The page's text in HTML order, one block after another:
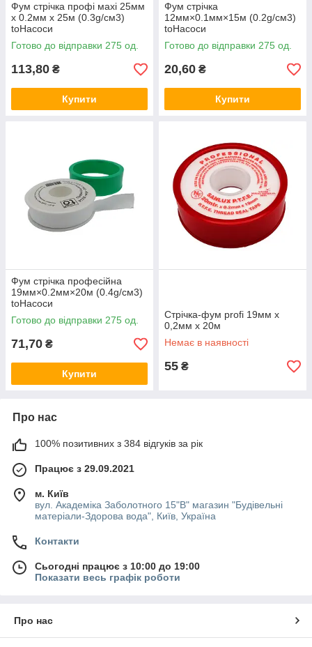
Фум стрічка профі мaxi 25мм
x 0.2мм x 25м (0.3g/cм3)
toНасоси
Готово до відправки 275 од.
113,80 ₴
Купити
Фум стрічка
12мм×0.1мм×15м (0.2g/cм3)
toНасоси
Готово до відправки 275 од.
20,60 ₴
Купити
Фум стрічка професійна
19мм×0.2мм×20м (0.4g/cм3)
toНасоси
Готово до відправки 275 од.
71,70 ₴
Купити
Стрічка-фум profi 19мм х
0,2мм х 20м
Немає в наявності
55 ₴
Про нас
100% позитивних з 384 відгуків за рік
Працює з 29.09.2021
м. Київ
вул. Академіка Заболотного 15"В" магазин "Будівельні
матеріали-Здорова вода", Київ, Україна
Контакти
Сьогодні працює з 10:00 до 19:00
Показати весь графік роботи
Про нас